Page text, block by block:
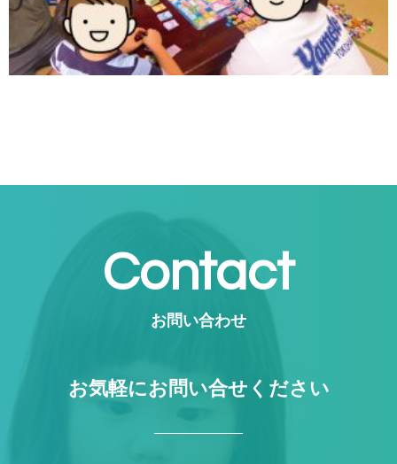
Contact
お問い合わせ
お気軽にお問い合せください